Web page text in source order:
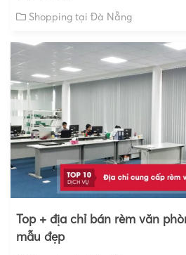
Shopping tại Đà Nẵng
Top + địa chỉ bán rèm văn
mẫu đẹp